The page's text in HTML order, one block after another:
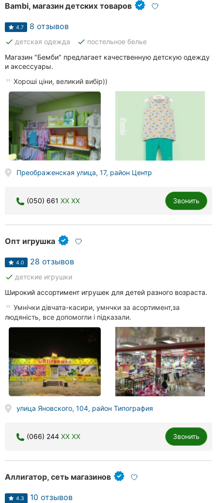
Bambi, магазин детских товаров
4.7 8 отзывов
done детская одежда done постельное белье
Магазин "Бемби" предлагает качественную детскую одежду
и аксессуары.
Хороші ціни, великий вибір))
Преображенская улица, 17, район Центр
(050) 661 XX XX Звонить
Опт игрушка
4.0 28 отзывов
done детские игрушки
Широкий ассортимент игрушек для детей разного возраста.
Умнічки дівчата-касири, умнчки за асортимент,за
людяність, все допомогли і підказали.
улица Яновского, 104, район Типография
(066) 244 XX XX Звонить
Аллигатор, сеть магазинов
4.3 10 отзывов